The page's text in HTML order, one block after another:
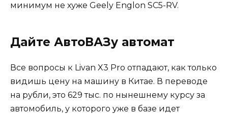
минимум не хуже Geely Englon SC5-RV.
Дайте АвтоВАЗу автомат
Все вопросы к Livan X3 Pro отпадают, как только
видишь цену на машину в Китае. В переводе
на рубли, это 629 тыс. по нынешнему курсу за
автомобиль, у которого уже в базе идет